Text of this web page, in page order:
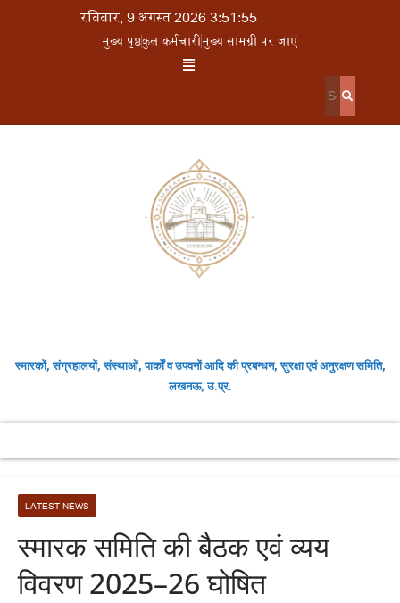
रविवार, 9 अगस्त 2026 3:51:55
मुख्य पृष्ठकुल कर्मचारीमुख्य सामग्री पर जाएं
स्मारकों, संग्रहालयों, संस्थाओं, पार्कों व उपवनों आदि की प्रबन्धन, सुरक्षा एवं अनुरक्षण समिति,
लखनऊ, उ.प्र.
LATEST NEWS
स्मारक समिति की बैठक एवं व्यय
विवरण 2025–26 घोषित